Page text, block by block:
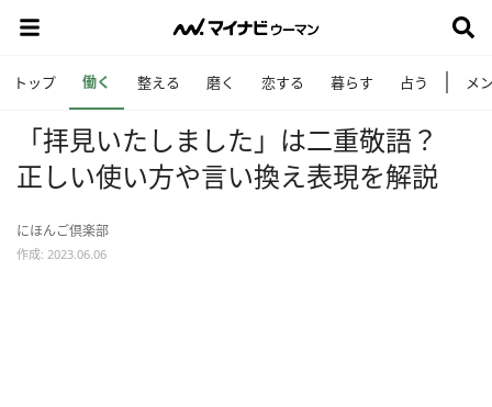
トップ 働く 整える 磨く 恋する 暮らす 占う メ
「拝見いたしました」は二重敬語？
正しい使い方や言い換え表現を解説
にほんご倶楽部
作成: 2023.06.06